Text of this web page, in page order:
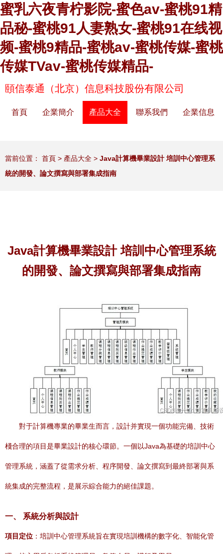
蜜乳六夜青柠影院-蜜色av-蜜桃91精
品秘-蜜桃91人妻熟女-蜜桃91在线视
频-蜜桃9精品-蜜桃av-蜜桃传媒-蜜桃
传媒TVav-蜜桃传媒精品-
頤信泰通（北京）信息科技股份有限公司
首頁 企業簡介 產品大全 聯系我們 企業信息
當前位置： 首頁 > 產品大全 > Java計算機畢業設計 培訓中心管理系
統的開發、論文撰寫與部署集成指南
Java計算機畢業設計 培訓中心管理系統
的開發、論文撰寫與部署集成指南
對于計算機專業的畢業生而言，設計并實現一個功能完備、技術
棧合理的項目是畢業設計的核心環節。一個以Java為基礎的培訓中心
管理系統，涵蓋了從需求分析、程序開發、論文撰寫到最終部署與系
統集成的完整流程，是展示綜合能力的絕佳課題。
一、 系統分析與設計
項目定位 ：培訓中心管理系統旨在實現培訓機構的數字化、智能化管